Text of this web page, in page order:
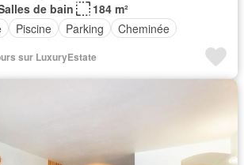
de bain
184 m²
Piscine Parking Cheminée
sur LuxuryEstate